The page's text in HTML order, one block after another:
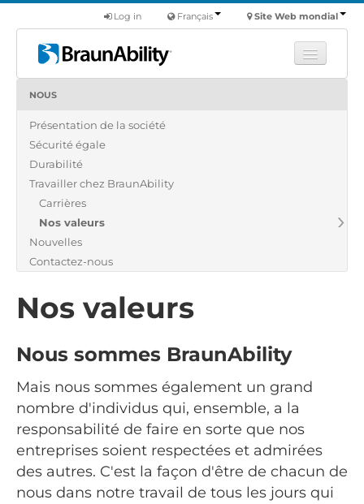
Site Web mondial
Français
Log in
Produits
Véhicules utilitaires
Nous
Trouver un revendeur
NOUS
Présentation de la société
Sécurité égale
Durabilité
Travailler chez BraunAbility
Carrières
Nos valeurs
Nouvelles
Contactez-nous
Nos valeurs
Nous sommes BraunAbility
Mais nous sommes également un grand
nombre d'individus qui, ensemble, a la
responsabilité de faire en sorte que nos
entreprises soient respectées et admirées
des autres. C'est la façon d'être de chacun de
nous dans notre travail de tous les jours qui